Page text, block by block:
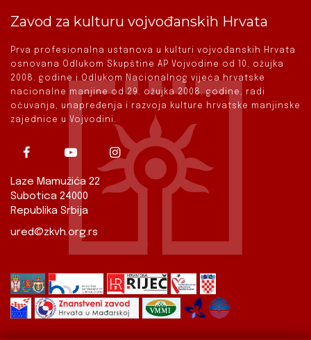
Zavod za kulturu vojvođanskih Hrvata
Prva profesionalna ustanova u kulturi vojvođanskih Hrvata
osnovana Odlukom Skupštine AP Vojvodine od 10. ožujka
2008. godine i Odlukom Nacionalnog vijeća hrvatske
nacionalne manjine od 29. ožujka 2008. godine, radi
očuvanja, unapređenja i razvoja kulture hrvatske manjinske
zajednice u Vojvodini.
Laze Mamužića 22
Subotica 24000
Republika Srbija
ured@zkvh.org.rs